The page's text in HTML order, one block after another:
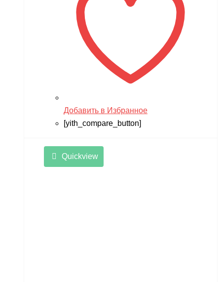
Добавить в Избранное
[yith_compare_button]
Quickview